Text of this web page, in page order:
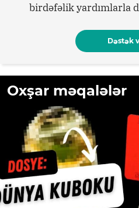
birdəfəlik yardımlarla
Dəstək
Oxşar məqalələr